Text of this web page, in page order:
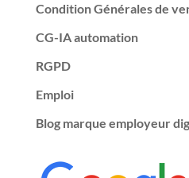
Condition Générales de
CG-IA automation
RGPD
Emploi
Blog marque employeur